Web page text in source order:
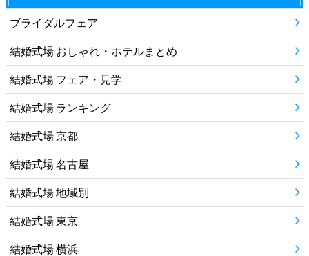
ブライダルフェア
結婚式場 おしゃれ・ホテルまとめ
結婚式場 フェア・見学
結婚式場 ランキング
結婚式場 京都
結婚式場 名古屋
結婚式場 地域別
結婚式場 東京
結婚式場 横浜